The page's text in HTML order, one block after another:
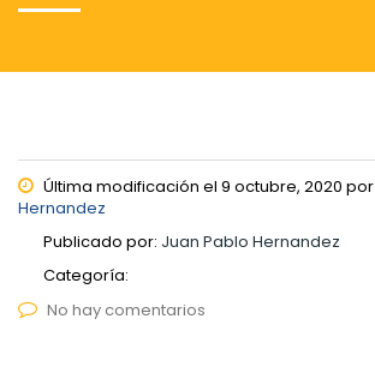
Última modificación el 9 octubre, 2020 por
Hernandez
Publicado por: Juan Pablo Hernandez
Categoría:
No hay comentarios